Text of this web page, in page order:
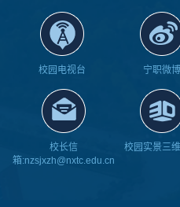
校园电视台 宁职微博
校长信
箱:nzsjxzh@nxtc.edu.cn
校园实景三